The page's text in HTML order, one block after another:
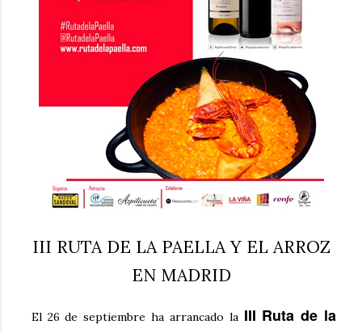
III RUTA DE LA PAELLA Y EL ARROZ
EN MADRID
El 26 de septiembre ha arrancado la III Ruta de la